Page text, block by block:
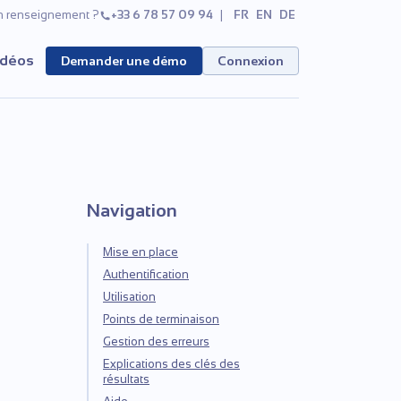
renseignement ? +33 6 78 57 09 94 FR EN DE
Demander une démo Connexion
Navigation
Mise en place
Authentification
Utilisation
Points de terminaison
Gestion des erreurs
Explications des clés des
résultats